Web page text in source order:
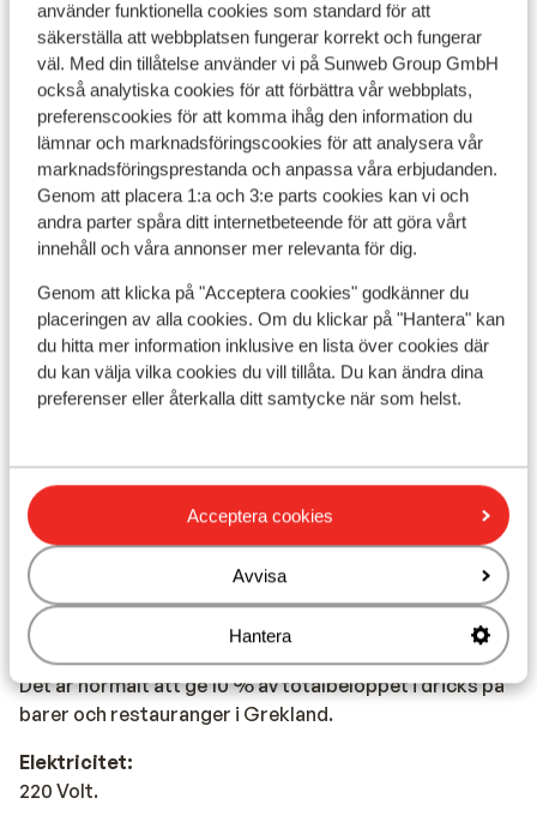
använder funktionella cookies som standard för att
säkerställa att webbplatsen fungerar korrekt och fungerar
väl. Med din tillåtelse använder vi på Sunweb Group GmbH
också analytiska cookies för att förbättra vår webbplats,
preferenscookies för att komma ihåg den information du
lämnar och marknadsföringscookies för att analysera vår
marknadsföringsprestanda och anpassa våra erbjudanden.
Genom att placera 1:a och 3:e parts cookies kan vi och
andra parter spåra ditt internetbeteende för att göra vårt
innehåll och våra annonser mer relevanta för dig.
Genom att klicka på "Acceptera cookies" godkänner du
placeringen av alla cookies. Om du klickar på "Hantera" kan
du hitta mer information inklusive en lista över cookies där
du kan välja vilka cookies du vill tillåta. Du kan ändra dina
preferenser eller återkalla ditt samtycke när som helst.
Acceptera cookies
Avvisa
Hantera
Gångavstånd till Sandy Beach
Mån 28 Juni - Mån 5 Juli
Frukost 2person
pris per person från
11 313:-
Visa
Praktisk information
Huvudstad:
Huvudstad är Aten.
Tidsskillnad:
Språk:
Det officiella språket är grekiska. Men du klarar dig på
engelska (och delvis på tyska).
Valuta:
Den officiella valutan är euro.
Dricks:
Det är normalt att ge 10 % av totalbeloppet i dricks på
barer och restauranger i Grekland.
Elektricitet:
220 Volt.